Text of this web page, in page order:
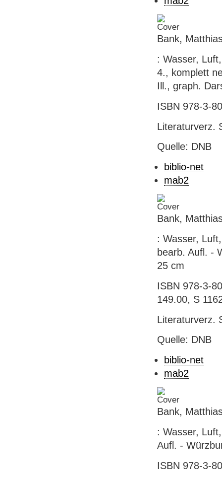
Bank,
: Wasser,
4., komplett
Ill., graph.
ISBN 978-3-
Literaturverz.
Quelle: DNB
biblio-net
mab2
Bank,
: Wasser,
bearb. Aufl. -
25 cm
ISBN 978-3-
149.00, S
Literaturverz.
Quelle: DNB
biblio-net
mab2
Bank,
: Wasser,
Aufl. -
ISBN 978-3-